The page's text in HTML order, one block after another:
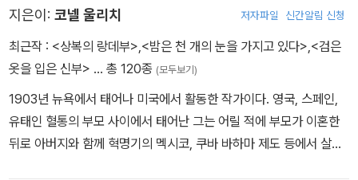
못한 일로 예약한 비행기를 타지 못하게 된다. 그런데 그 비행기는 사
고로 추락해 탑승자 전원이 사망하게 된다. 구사일생으로 살아온 할
란은 딸로부터 비행기의 추락, 자신의 생존이 이미 과거에 예언되었
다는 이야기를 듣게 된다. 터무니없는 말이었지만 진의 두려움이 극
에 달하자 할란은 예언을 했던 인물인 제레미아 톰킨스를 찾아간다.
지은이: 코넬 울리치 저자파일 신간알림 신청
최근작 : <상복의 랑데부>,<밤은 천 개의 눈을 가지고 있다>,<검은
옷을 입은 신부> … 총 120종 (모두보기)
1903년 뉴욕에서 태어나 미국에서 활동한 작가이다. 영국, 스페인,
유태인 혈통의 부모 사이에서 태어난 그는 어릴 적에 부모가 이혼한
뒤로 아버지와 함께 혁명기의 멕시코, 쿠바 바하마 제도 등에서 살았